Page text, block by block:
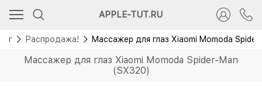
APPLE-TUT.RU
Распродажа! Массажер для глаз Xiaomi Momoda
Массажер для глаз Xiaomi Momoda Spider-Man
(SX320)
Распродажа
Скидка 2 000 руб.